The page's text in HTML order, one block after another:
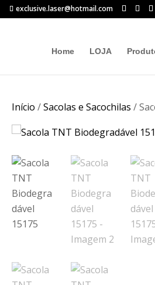
exclusive.laser@hotmail.com
Home LOJA
Início /Sacolas e Sacochilas /